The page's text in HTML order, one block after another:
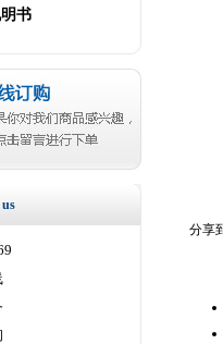
书
分享